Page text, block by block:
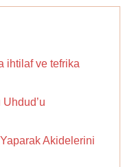
ihtilaf ve tefrika
Uhdud’u
Akidelerini